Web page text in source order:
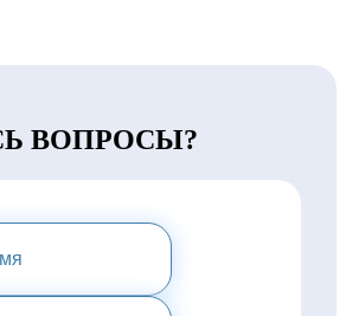
ВОПРОСЫ?
ВАМ